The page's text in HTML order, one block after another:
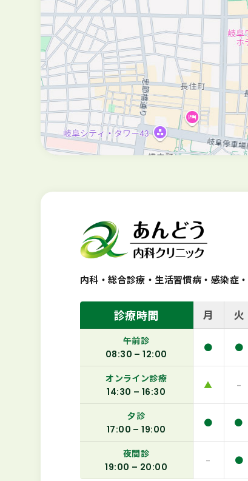
内科・総合診療・生活習慣病・感染症・
診療時間 月 火
午前診
08:30 – 12:00
● ●
オンライン診療
14:30 – 16:30
▲ –
夕診
17:00 – 19:00
● ●
夜間診
19:00 – 20:00
– ●